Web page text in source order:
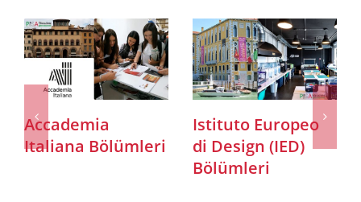
Istituto
Marangoni
Rome Business
School Bölümleri